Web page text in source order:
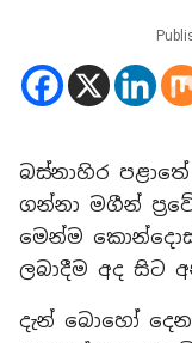
බස්නාහිර
ගන්නා මගීන්
මෙන්ම
ලබාදීම අද සිට
දැන් බොහෝ